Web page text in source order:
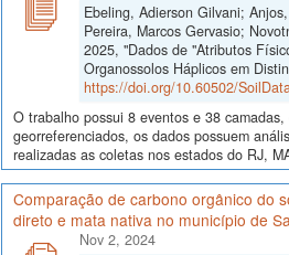
Ebeling, Adierson Gilvani;
Pereira, Marcos Gervasio;
2025, "Dados de "Atributos
Organossolos Háplicos em
https://doi.org/10.60502/
O trabalho possui 8 eventos e 38
georreferenciados, os dados possuem
realizadas as coletas nos estados do RJ,
Comparação de carbono orgânico do
direto e mata nativa no município de
Nov 2, 2024